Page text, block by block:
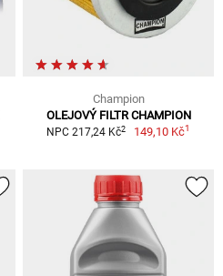
Champion
OLEJOVÝ FILTR CHAMPION
NPC 217,24 Kč2 149,10 Kč1